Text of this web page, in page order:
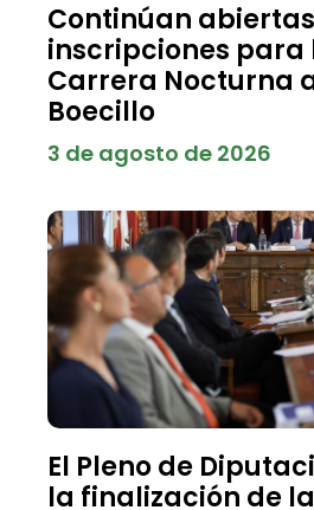
Continúan
inscripciones para
Carrera Nocturna
Boecillo
3 de agosto de 2026
El Pleno de
la finalización de